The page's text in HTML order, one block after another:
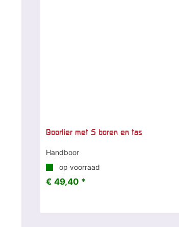
Boorlier met 5 boren en tas
Handboor
op voorraad
€ 49,40 *